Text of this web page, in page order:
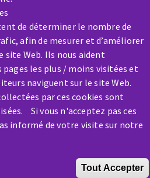
de déterminer le nombre de
afin de mesurer et d’améliorer
site Web. Ils nous aident
les plus / moins visitées et
naviguent sur le site Web.
par ces cookies sont
Si vous n'acceptez pas ces
informé de votre visite sur notre
Tout Accepter
Aller
au
contenu
principal